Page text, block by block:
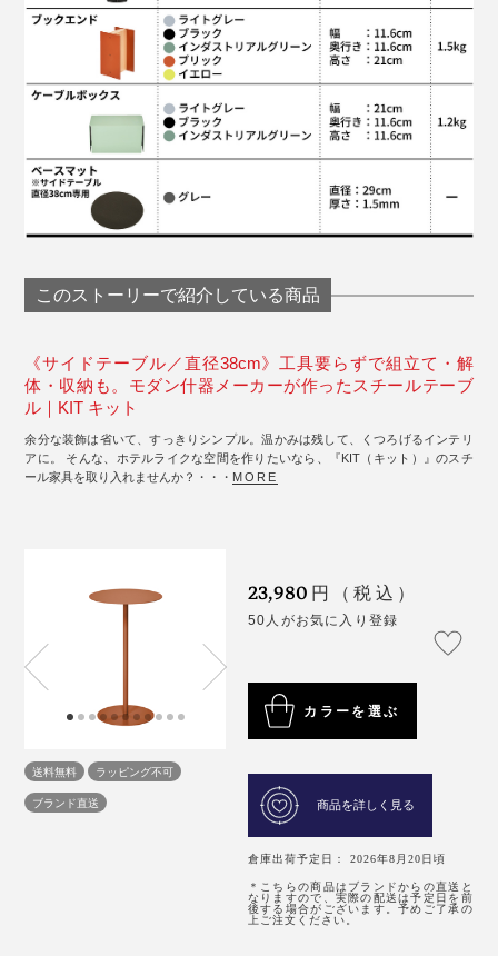
このストーリーで紹介している商品
《サイドテーブル／直径38cm》工具要らずで組立て・解
体・収納も。モダン什器メーカーが作ったスチールテーブ
ル｜KIT キット
余分な装飾は省いて、すっきりシンプル。温かみは残して、くつろげるインテリ
アに。 そんな、ホテルライクな空間を作りたいなら、『KIT（キット）』のスチ
ール家具を取り入れませんか？・・・ MORE
送料無料
ラッピング不可
ブランド直送
23,980 円（税込）
50人がお気に入り登録
カラーを選ぶ
商品を詳しく見る
倉庫出荷予定日： 2026年8月20日頃
＊こちらの商品はブランドからの直送と
なりますので、実際の配送は予定日を前
後する場合がございます。予めご了承の
上ご注文ください。